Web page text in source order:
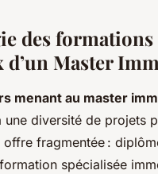
des
d’un Master
menant au master
une diversité de projets
offre fragmentée :
spécialisée